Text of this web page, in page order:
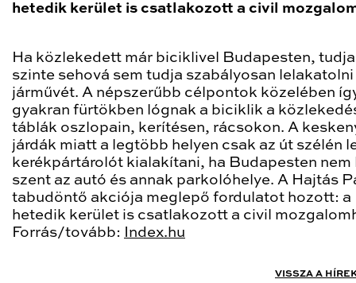
hetedik kerület is csatlakozott a civil
Ha közlekedett már biciklivel Budapesten,
szinte sehová sem tudja szabályosan lelakatolni
járművét. A népszerűbb célpontok közelében
gyakran fürtökben lógnak a biciklik a
táblák oszlopain, kerítésen, rácsokon. A
járdák miatt a legtöbb helyen csak az út szélén
kerékpártárolót kialakítani, ha Budapesten nem
szent az autó és annak parkolóhelye. A Hajtás
tabudöntő akciója meglepő fordulatot hozott: a
hetedik kerület is csatlakozott a civil
Forrás/tovább:
Index.hu
VISSZA A